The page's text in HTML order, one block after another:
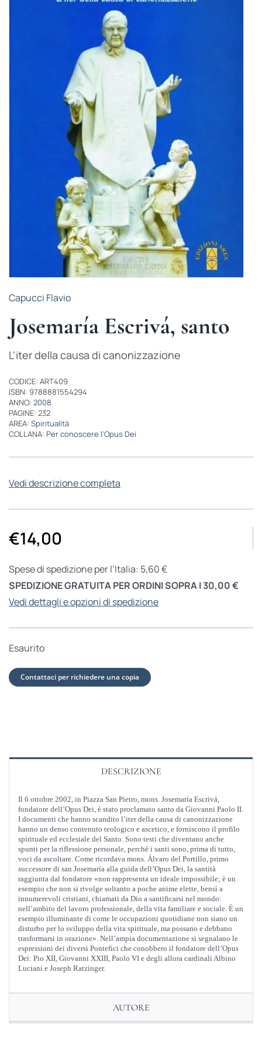
BIOGRAFIE
ATTUALITÀ
Capucci Flavio
Josemaría Escrivá, santo
L'iter della causa di canonizzazione
CODICE: ART409
ISBN: 9788881554294
ANNO: 2008
PAGINE: 232
AREA: Spiritualità
COLLANA: Per conoscere l'Opus Dei
Vedi descrizione completa
€14,00
Spese di spedizione per l’Italia: 5,60 €
SPEDIZIONE GRATUITA PER ORDINI SOPRA I 30,00 €
Vedi dettagli e opzioni di spedizione
Esaurito
Contattaci per richiedere una copia
DESCRIZIONE
Il 6 ottobre 2002, in Piazza San Pietro, mons. Josemaría Escrivá,
fondatore dell’Opus Dei, è stato proclamato santo da Giovanni Paolo II.
I documenti che hanno scandito l’iter della causa di canonizzazione
hanno un denso contenuto teologico e ascetico, e forniscono il profilo
spirituale ed ecclesiale del Santo. Sono testi che diventano anche
spunti per la riflessione personale, perché i santi sono, prima di tutto,
voci da ascoltare. Come ricordava mons. Álvaro del Portillo, primo
successore di san Josemaría alla guida dell’Opus Dei, la santità
raggiunta dal fondatore «non rappresenta un ideale impossibile; è un
esempio che non si rivolge soltanto a poche anime elette, bensì a
innumerevoli cristiani, chiamati da Dio a santificarsi nel mondo:
nell’ambito del lavoro professionale, della vita familiare e sociale. È un
esempio illuminante di come le occupazioni quotidiane non siano un
disturbo per lo sviluppo della vita spirituale, ma possano e debbano
trasformarsi in orazione». Nell’ampia documentazione si segnalano le
espressioni dei diversi Pontefici che conobbero il fondatore dell’Opus
Dei: Pio XII, Giovanni XXIII, Paolo VI e degli allora cardinali Albino
Luciani e Joseph Ratzinger.
AUTORE